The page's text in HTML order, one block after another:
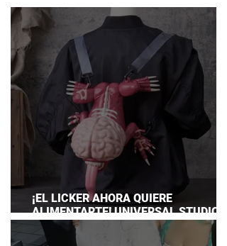
¡EL LICKER AHORA QUIERE
ALIMENTARTE! UNIVERSAL STUDIOS
JAPAN PRESENTA SU TERRORÍFICA
COLECCIÓN DE RESIDENT EVIL